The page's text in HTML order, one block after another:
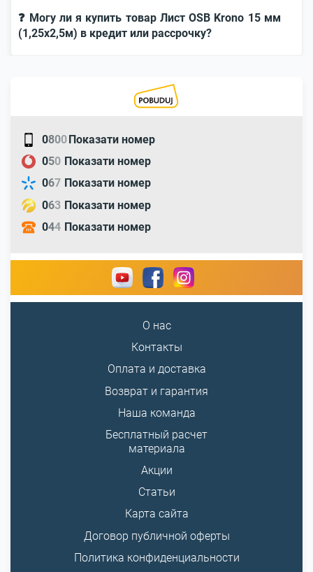
❓ Могу ли я купить товар Лист OSB Krono 15 мм
(1,25х2,5м) в кредит или рассрочку?
0800Показати номер
050 Показати номер
067 Показати номер
063 Показати номер
044 Показати номер
О нас
Контакты
Оплата и доставка
Возврат и гарантия
Наша команда
Бесплатный расчет
материала
Акции
Статьи
Карта сайта
Договор публичной оферты
Политика конфиденциальности